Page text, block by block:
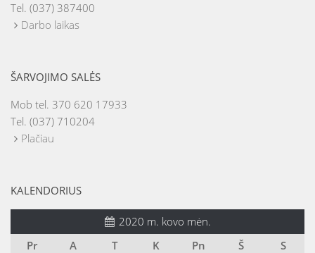
Tel. (037) 387400
Darbo laikas
ŠARVOJIMO SALĖS
Mob tel. 370 620 17933
Tel. (037) 710204
Plačiau
KALENDORIUS
2020 m. kovo mėn.
Pr
A T K Pn Š
S